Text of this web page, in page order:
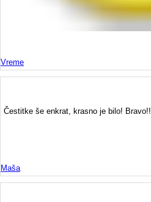
Vreme
Čestitke še enkrat, krasno je bilo! Bravo!!
Maša